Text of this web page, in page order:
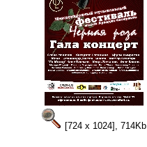
[724 x 1024], 714Kb